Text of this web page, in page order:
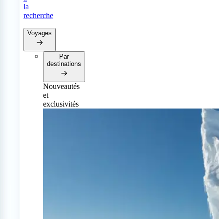
la
recherche
Voyages
Par
destinations
Nouveautés
et
exclusivités